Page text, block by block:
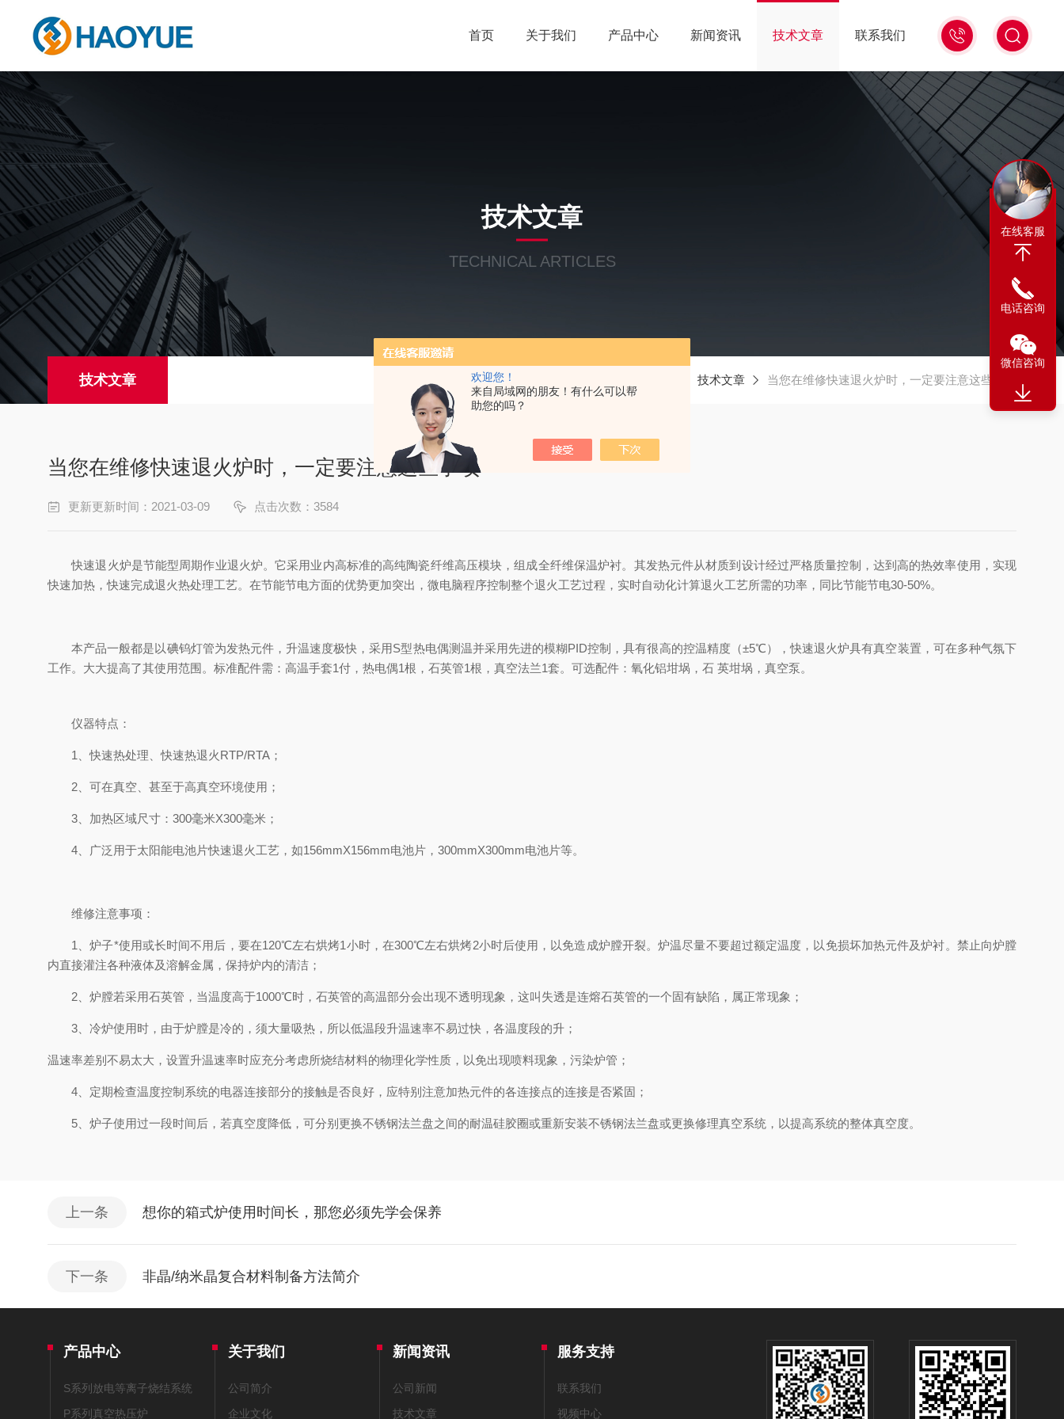
欢迎您！
来自局域网的朋友！有什么可以帮
助您的吗？
13311665350
首页 关于我们 产品中心 新闻资讯 技术文章 联系我们
技术文章
TECHNICAL ARTICLES
技术文章 技术文章 当您在维修快速退火炉时，一定要注意这些事项
当您在维修快速退火炉时，一定要注意这些事项
更新更新时间：2021-03-09 点击次数：3584
快速退火炉是节能型周期作业退火炉。它采用业内高标准的高纯陶瓷纤维高压模块，组成全纤维保温炉衬。其发热元件从材质到设计经过严格质量控制，达到高的热效率使用，实现
快速加热，快速完成退火热处理工艺。在节能节电方面的优势更加突出，微电脑程序控制整个退火工艺过程，实时自动化计算退火工艺所需的功率，同比节能节电30-50%。
本产品一般都是以碘钨灯管为发热元件，升温速度极快，采用S型热电偶测温并采用先进的模糊PID控制，具有很高的控温精度（±5℃），快速退火炉具有真空装置，可在多种气氛下
工作。大大提高了其使用范围。标准配件需：高温手套1付，热电偶1根，石英管1根，真空法兰1套。可选配件：氧化铝坩埚，石 英坩埚，真空泵。
仪器特点：
1、快速热处理、快速热退火RTP/RTA；
2、可在真空、甚至于高真空环境使用；
3、加热区域尺寸：300毫米X300毫米；
4、广泛用于太阳能电池片快速退火工艺，如156mmX156mm电池片，300mmX300mm电池片等。
维修注意事项：
1、炉子*使用或长时间不用后，要在120℃左右烘烤1小时，在300℃左右烘烤2小时后使用，以免造成炉膛开裂。炉温尽量不要超过额定温度，以免损坏加热元件及炉衬。禁止向炉膛
内直接灌注各种液体及溶解金属，保持炉内的清洁；
2、炉膛若采用石英管，当温度高于1000℃时，石英管的高温部分会出现不透明现象，这叫失透是连熔石英管的一个固有缺陷，属正常现象；
3、冷炉使用时，由于炉膛是冷的，须大量吸热，所以低温段升温速率不易过快，各温度段的升；
温速率差别不易太大，设置升温速率时应充分考虑所烧结材料的物理化学性质，以免出现喷料现象，污染炉管；
4、定期检查温度控制系统的电器连接部分的接触是否良好，应特别注意加热元件的各连接点的连接是否紧固；
5、炉子使用过一段时间后，若真空度降低，可分别更换不锈钢法兰盘之间的耐温硅胶圈或重新安装不锈钢法兰盘或更换修理真空系统，以提高系统的整体真空度。
上一条 想你的箱式炉使用时间长，那您必须先学会保养
下一条 非晶/纳米晶复合材料制备方法简介
产品中心
S系列放电等离子烧结系统
P系列真空热压炉
关于我们
公司简介
企业文化
新闻资讯
公司新闻
技术文章
服务支持
联系我们
视频中心
在线客服
电话咨询
微信咨询